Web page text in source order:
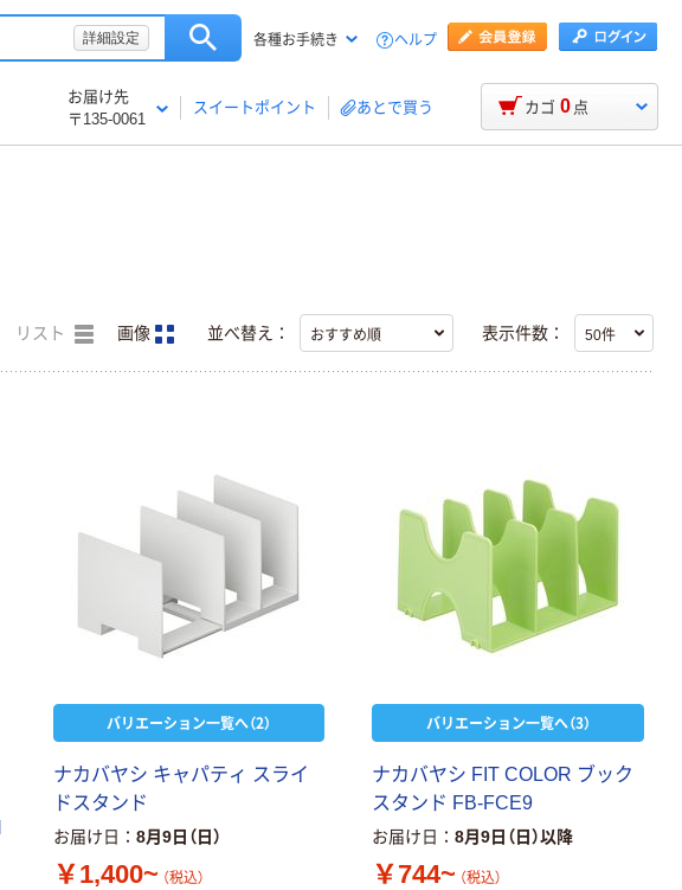
詳細設定 各種お手続き ヘルプ
お届け先
〒135-0061
スイートポイント あとで買う カゴ 0 点
リスト 画像 並べ替え： 表示件数：
バリエーション一覧へ（2）
ナカバヤシ キャパティ スライ
ドスタンド
お届け日 8月9日（日）
￥1,400~ （税込）
バリエーション一覧へ（3）
ナカバヤシ FIT COLOR ブック
スタンド FB-FCE9
お届け日 8月9日（日）以降
￥744~ （税込）